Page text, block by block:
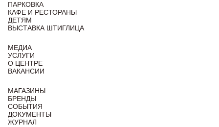
ПАРКОВКА
КАФЕ И РЕСТОРАНЫ
ДЕТЯМ
ВЫСТАВКА ШТИГЛИЦА
МЕДИА
УСЛУГИ
О ЦЕНТРЕ
ВАКАНСИИ
МАГАЗИНЫ
БРЕНДЫ
СОБЫТИЯ
ДОКУМЕНТЫ
ЖУРНАЛ